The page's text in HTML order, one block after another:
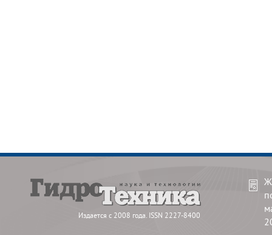
Издается с 2008 года. ISSN 2227-8400